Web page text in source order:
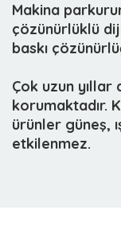
Makina
çözünürlüklü
baskı
Çok uzun yıllar
korumaktadır.
ürünler güneş,
etkilenmez.